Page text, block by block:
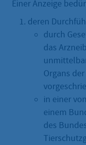
Einer Anzeige
deren
durch
das
Organs
in einer
einem
des